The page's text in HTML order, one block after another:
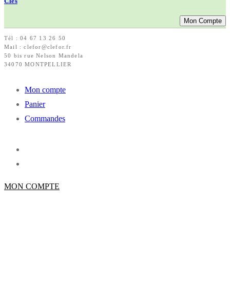
Mon Compte
Tél : 04 67 13 26 50
Mail : clefor@clefor.fr
50 bis rue Nelson Mandela
34070 MONTPELLIER
Mon compte
Panier
Commandes
MON COMPTE